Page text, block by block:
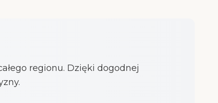
regionu. Dzięki dogodnej